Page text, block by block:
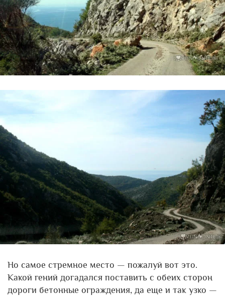
Но самое стремное место — пожалуй вот это.
Какой гений догадался поставить с обеих сторон
дороги бетонные ограждения, да еще и так узко —